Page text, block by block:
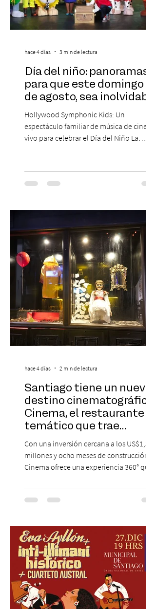
Día del niño: panoramas
para que este domingo 09
de agosto, sea inolvidable
Hollywood Symphonic Kids: Un
espectáculo familiar de música de cine en
vivo para celebrar el Día del Niño La
musical única e inolvidable con motivo del
Día del Niño. El espectáculo Hollywood
de todos los tiempos en un concierto en
sinfónica en pleno, coro y una
sorprendente puesta en escena pensada
especialmente pa
hace 4 días 3 min de lectura
Santiago tiene un nuevo
destino cinematográfico:
Cinema, el restaurante
temático que trae
Hollywood a Chile
Con una inversión cercana a los US$1,3
millones y ocho meses de construcción,
Cinema ofrece una experiencia 360° que
cinematográfica y actores en vivo,
recreando algunos de los universos más
una nueva atracción a su oferta
gastronómica y turística con la apertura de
Cinema, un restaurante temático
inspirado en el concepto de un museo de
Hollywood, que promete transportar a sus
visitantes a distintos
hace 4 días 2 min de lectura